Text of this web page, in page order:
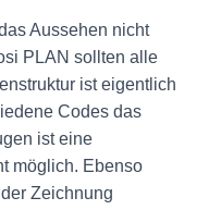
Aussehen nicht
PLAN sollten alle
ist eigentlich
Codes das
ist eine
möglich. Ebenso
Zeichnung